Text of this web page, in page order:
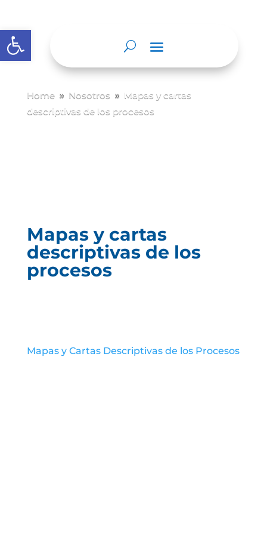
Abrir barra de herramientas
Home 9 Nosotros 9 Mapas y cartas
descriptivas de los procesos
Mapas y cartas
descriptivas de los
procesos
Mapas y Cartas Descriptivas de los Procesos